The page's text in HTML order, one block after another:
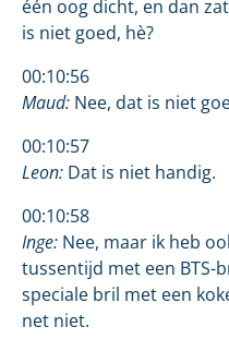
één oog dicht, en dan
is niet goed, hè?
00:10:56
Maud: Nee, dat is niet
00:10:57
Leon: Dat is niet handig.
00:10:58
Inge: Nee, maar ik heb
tussentijd met een BTS-
speciale bril met een
net niet.